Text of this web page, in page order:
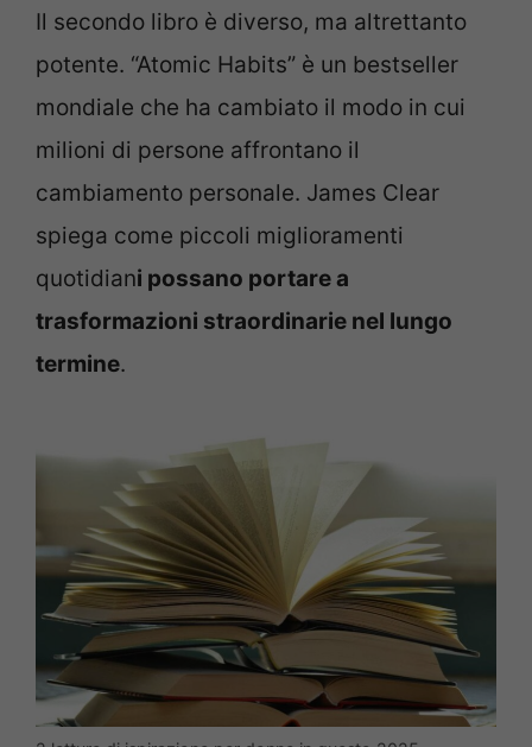
Il secondo libro è diverso, ma altrettanto
potente. “Atomic Habits” è un bestseller
mondiale che ha cambiato il modo in cui
milioni di persone affrontano il
cambiamento personale. James Clear
spiega come piccoli miglioramenti
quotidiani possano portare a
trasformazioni straordinarie nel lungo
termine.